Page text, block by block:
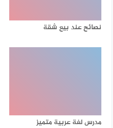
نصائح عند بيع شقة
مدرس لغة عربية متميز